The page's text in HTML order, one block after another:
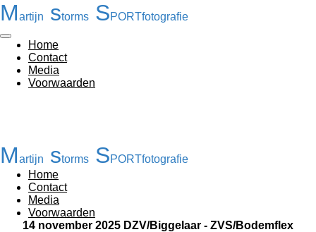
Ga
direct
naar
de
hoofdinhoud
Martijn storms SPORTfotografie
Home
Contact
Media
Voorwaarden
Martijn storms SPORTfotografie
Home
Contact
Media
Voorwaarden
14 november 2025 DZV/Biggelaar - ZVS/Bodemflex